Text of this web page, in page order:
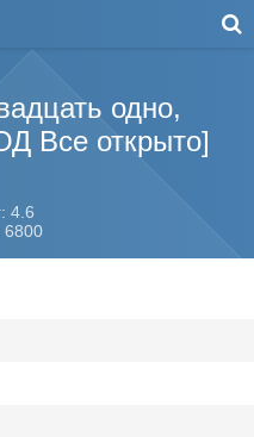
одно,
Все открыто]
4.6
6800